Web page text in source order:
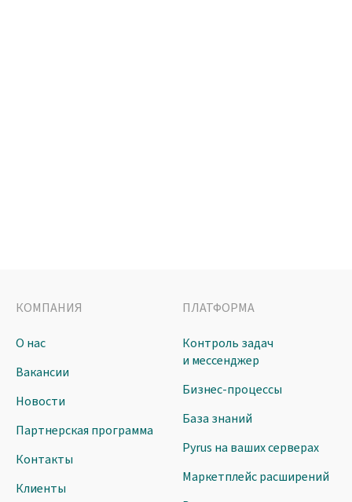
КОМПАНИЯ
О нас
Вакансии
Новости
Партнерская программа
Контакты
Клиенты
ПЛАТФОРМА
Контроль задач
и мессенджер
Бизнес-процессы
База знаний
Pyrus на ваших серверах
Маркетплейс расширений